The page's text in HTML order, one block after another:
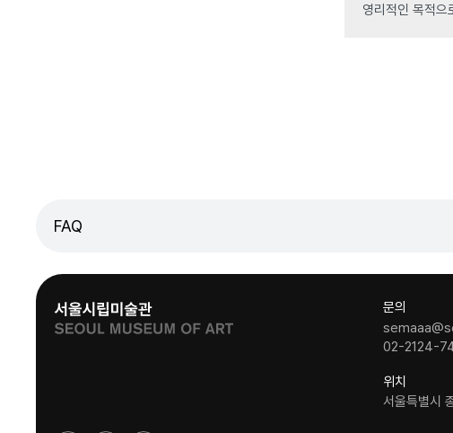
영리적인 목적으
FAQ
문의
02-2124-
위치
서울특별시